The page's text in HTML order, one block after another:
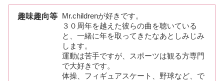
趣味趣向等
Mr.childrenが好きです。
３０周年を越えた彼らの曲を聴いている
と、一緒に年を取ってきたなあとしみじみ
します。
運動は苦手ですが、スポーツは観る方専門
で大好きです。
体操、フィギュアスケート、野球など、で